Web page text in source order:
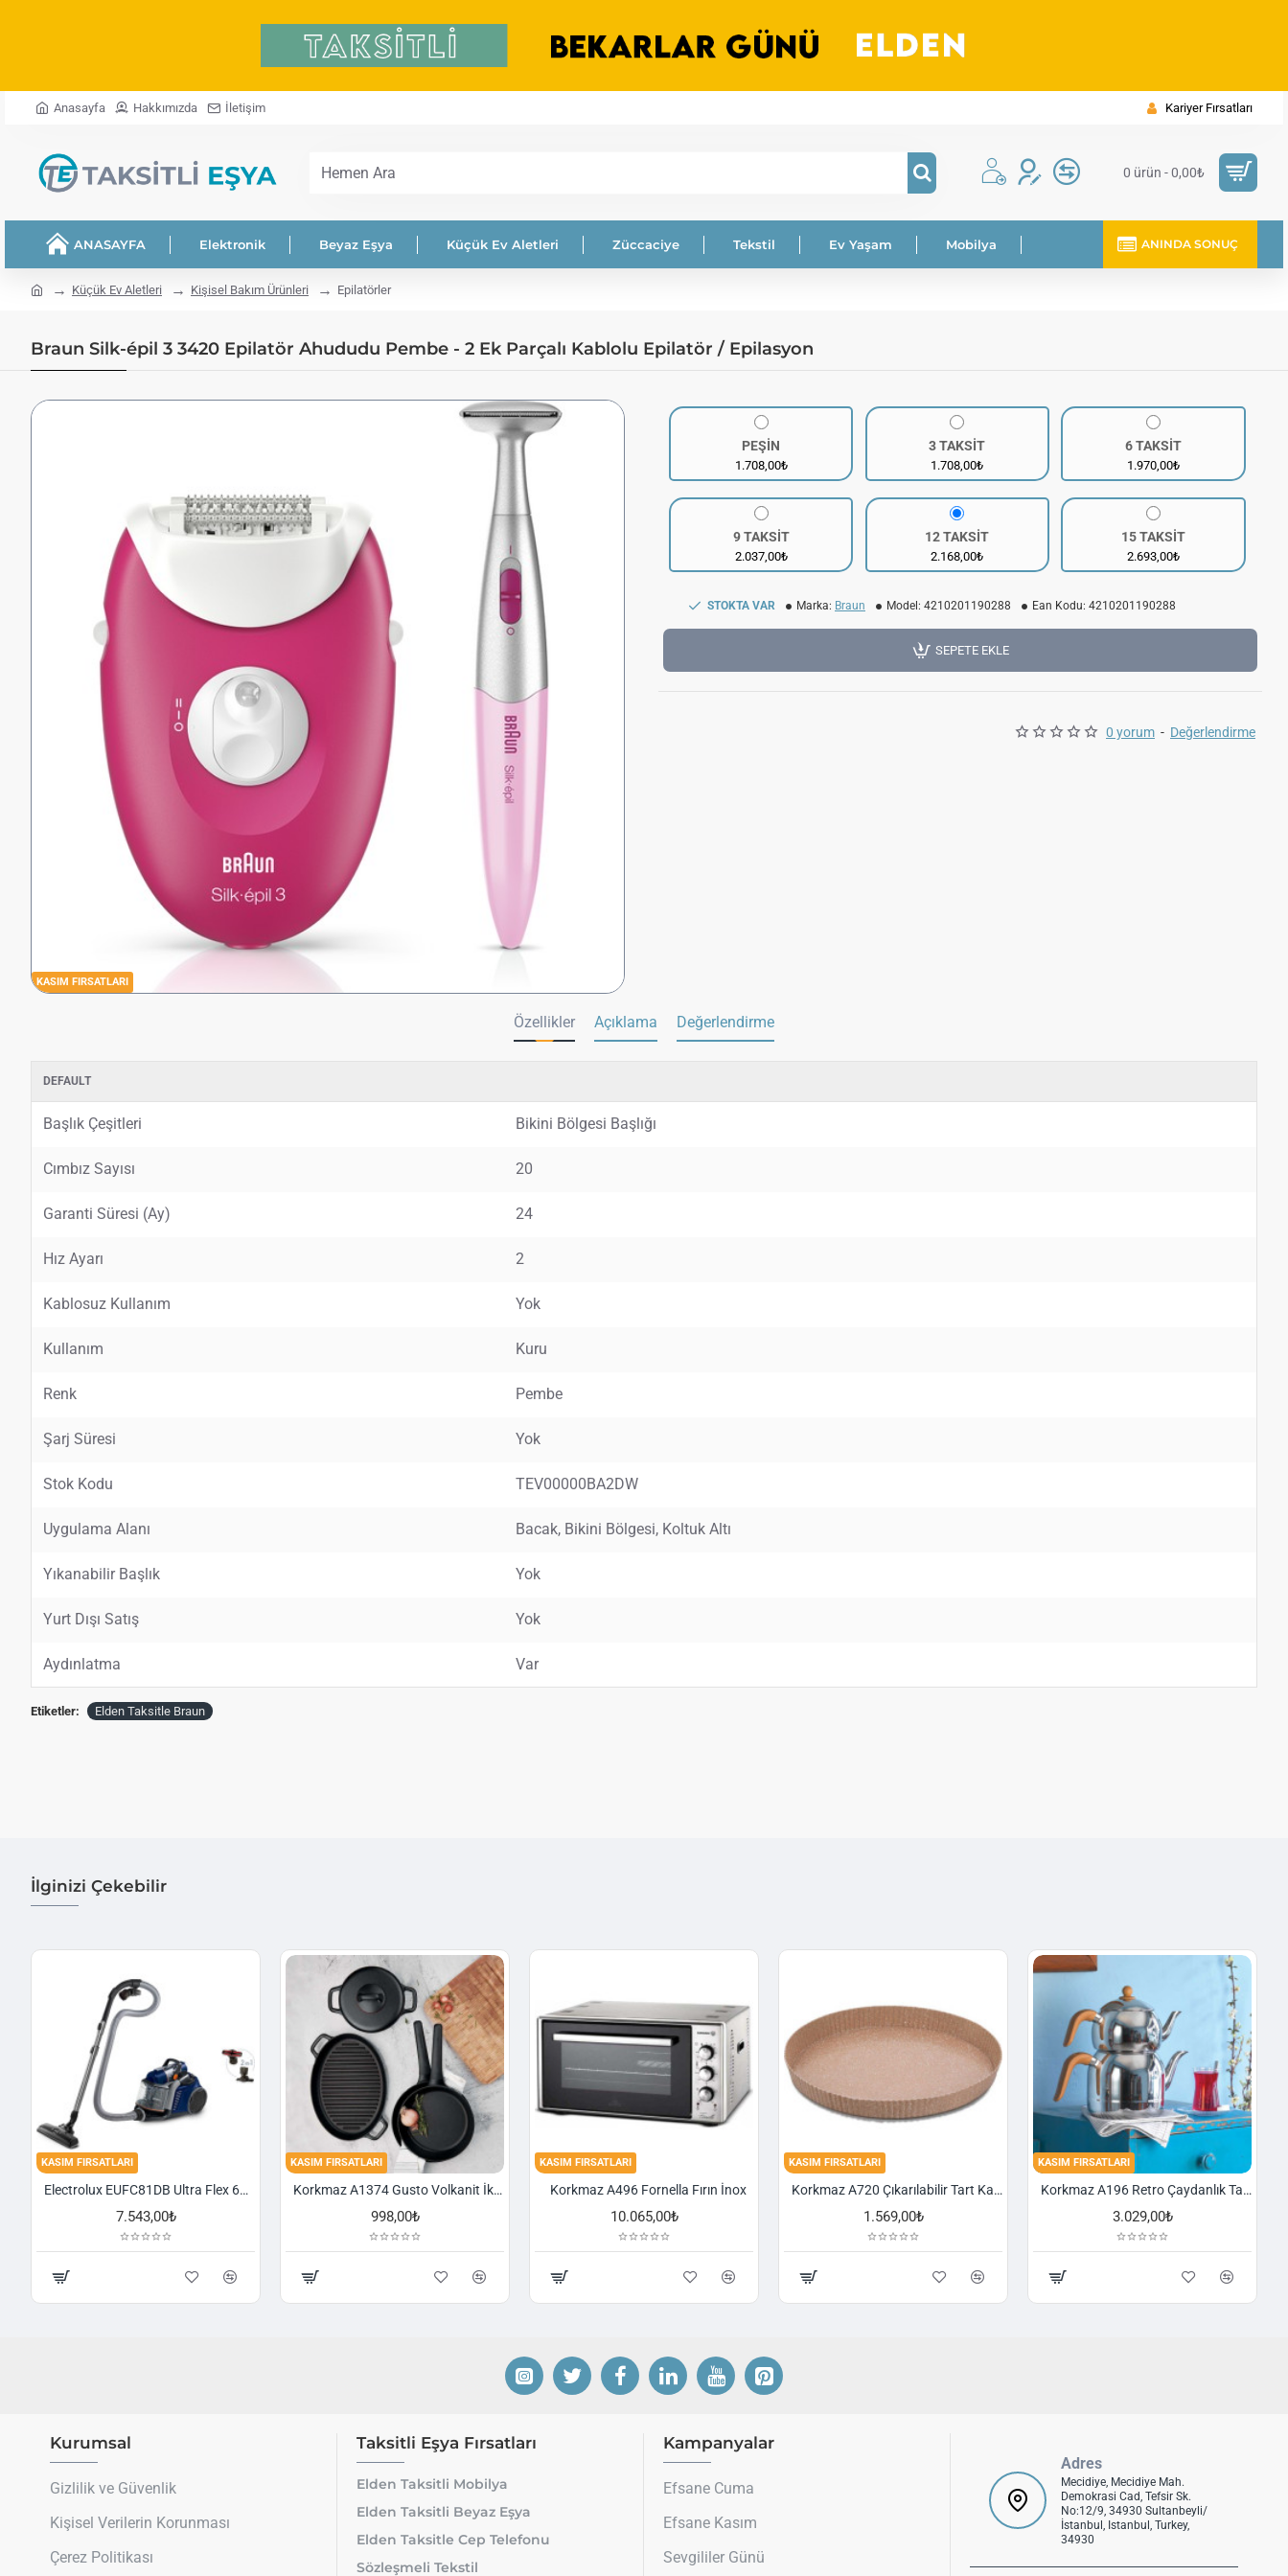
Anasayfa Hakkımızda İletişim Kariyer Fırsatları
Hemen
0 ürün - 0,00₺
ANASAYFA Elektronik Beyaz Eşya Küçük Ev Aletleri Züccaciye Tekstil Ev Yaşam Mobilya ANINDA SONUÇ
home Küçük Ev Aletleri Kişisel Bakım Ürünleri Epilatörler
Braun Silk-épil 3 3420 Epilatör Ahududu Pembe - 2 Ek Parçalı Kablolu Epilatör / Epilasyon
KASIM FIRSATLARI
0 yorum - Değerlendirme
PEŞİN
1.708,00₺
3 TAKSİT
1.708,00₺
6 TAKSİT
1.970,00₺
9 TAKSİT
2.037,00₺
12 TAKSİT
2.168,00₺
15 TAKSİT
2.693,00₺
STOKTA VAR Marka: Braun Model: 4210201190288 Ean Kodu: 4210201190288
SEPETE EKLE
Özellikler Açıklama Değerlendirme
DEFAULT
Başlık Çeşitleri Bikini Bölgesi Başlığı
Cımbız Sayısı 20
Garanti Süresi (Ay) 24
Hız Ayarı 2
Kablosuz Kullanım Yok
Kullanım Kuru
Renk Pembe
Şarj Süresi Yok
Stok Kodu TEV00000BA2DW
Uygulama Alanı Bacak, Bikini Bölgesi, Koltuk Altı
Yıkanabilir Başlık Yok
Yurt Dışı Satış Yok
Aydınlatma Var
Etiketler: Elden Taksitle Braun
İlginizi Çekebilir
KASIM FIRSATLARI
Electrolux EUFC81DB Ultra Flex 650 W Toz Torbasız Süpürge
7.543,00₺
KASIM FIRSATLARI
Korkmaz A1374 Gusto Volkanit İki Kulplu Oval Tava
998,00₺
KASIM FIRSATLARI
Korkmaz A496 Fornella Fırın İnox
10.065,00₺
KASIM FIRSATLARI
Korkmaz A720 Çıkarılabilir Tart Kalıbı Granit 29,5 cm
1.569,00₺
KASIM FIRSATLARI
Korkmaz A196 Retro Çaydanlık Takımı
3.029,00₺
Kurumsal
Gizlilik ve Güvenlik
Kişisel Verilerin Korunması
Çerez Politikası
Taksitli Eşya Fırsatları
Elden Taksitli Mobilya
Elden Taksitli Beyaz Eşya
Elden Taksitle Cep Telefonu
Sözleşmeli Tekstil
Kampanyalar
Efsane Cuma
Efsane Kasım
Sevgililer Günü
Adres
Mecidiye, Mecidiye Mah.
Demokrasi Cad, Tefsir Sk.
No:12/9, 34930 Sultanbeyli/
İstanbul, Istanbul, Turkey,
34930